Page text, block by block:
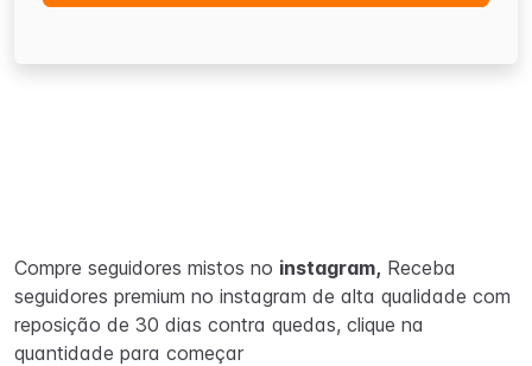
Compre seguidores mistos no instagram, Receba
seguidores premium no instagram de alta qualidade com
reposição de 30 dias contra quedas, clique na
quantidade para começar